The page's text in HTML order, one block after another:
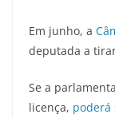
Em junho, a
deputada a
Se a
licença, poderá